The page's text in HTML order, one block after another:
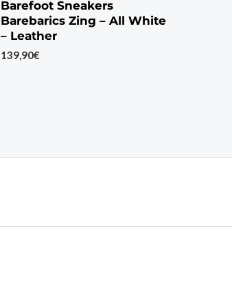
Barefoot Sneakers
Barebarics Zing – All White
– Leather
139,90€